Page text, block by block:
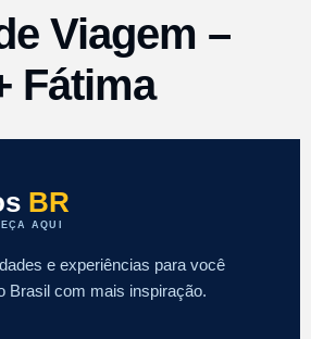
Viagem –
Fátima
BR
AQUI
e experiências para você
Brasil com mais inspiração.